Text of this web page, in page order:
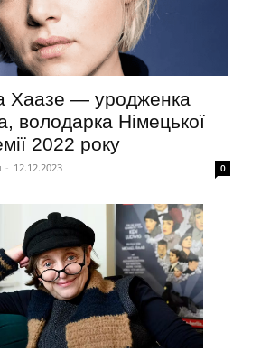
Хаазе — уродженка
володарка Німецької
2022 року
- 12.12.2023 0